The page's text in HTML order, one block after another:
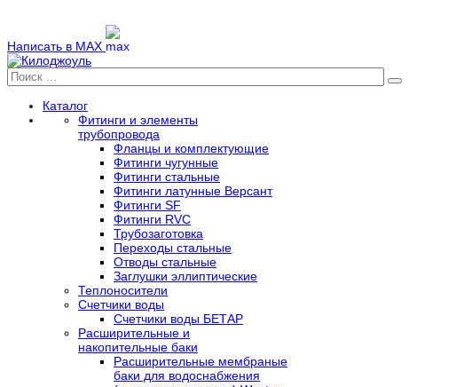
Написать в MAX
Каталог
Фитинги и элементы
трубопровода
Фланцы и комплектующие
Фитинги чугунные
Фитинги стальные
Фитинги латунные Версант
Фитинги SF
Фитинги RVC
Трубозаготовка
Переходы стальные
Отводы стальные
Заглушки эллиптические
Теплоносители
Счетчики воды
Счетчики воды БЕТАР
Расширительные и
накопительные баки
Расширительные мембраные
баки для водоснабжения